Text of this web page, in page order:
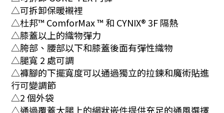
△可拆卸保暖襯裡
△杜邦™ ComforMax ™ 和 CYNIX® 3F 隔熱
△膝蓋以上的織物彈力
△胯部、腰部以下和膝蓋後面有彈性織物
△腿寬 2 處可調
△褲腳的下擺寬度可以通過獨立的拉鍊和魔術貼進
行可變調節
△2 個外袋
△通過覆蓋大腿上的網狀嵌件提供充足的通風選擇